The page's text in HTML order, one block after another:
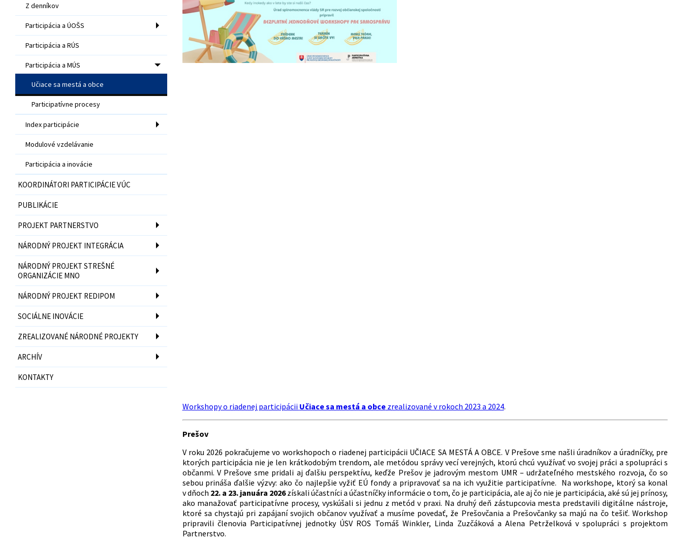
Z denníkov
Participácia a ÚOŠS
Participácia a RÚS
Participácia a MÚS
Učiace sa mestá a obce
Participatívne procesy
Index participácie
Modulové vzdelávanie
Participácia a inovácie
KOORDINÁTORI PARTICIPÁCIE VÚC
PUBLIKÁCIE
PROJEKT PARTNERSTVO
NÁRODNÝ PROJEKT INTEGRÁCIA
NÁRODNÝ PROJEKT STREŠNÉ
ORGANIZÁCIE MNO
NÁRODNÝ PROJEKT REDIPOM
SOCIÁLNE INOVÁCIE
ZREALIZOVANÉ NÁRODNÉ PROJEKTY
ARCHÍV
KONTAKTY
Workshopy o riadenej participácii Učiace sa mestá a obcezrealizované v rokoch 2023 a 2024.
Prešov
V roku 2026 pokračujeme vo workshopoch o riadenej participácii UČIACE SA MESTÁ A OBCE. V Prešove sme našli úradníkov a úradníčky, pre
ktorých participácia nie je len krátkodobým trendom, ale metódou správy vecí verejných, ktorú chcú využívať vo svojej práci a spolupráci s
občanmi. V Prešove sme pridali aj ďalšiu perspektívu, keďže Prešov je jadrovým mestom UMR – udržateľného mestského rozvoja, čo so
sebou prináša ďalšie výzvy: ako čo najlepšie vyžiť EÚ fondy a pripravovať sa na ich využitie participatívne. Na workshope, ktorý sa konal
v dňoch 22. a 23. januára 2026získali účastníci a účastníčky informácie o tom, čo je participácia, ale aj čo nie je participácia, aké sú jej prínosy,
ako manažovať participatívne procesy, vyskúšali si jednu z metód v praxi. Na druhý deň zástupcovia mesta predstavili digitálne nástroje,
ktoré sa chystajú pri zapájaní svojich občanov využívať a musíme povedať, že Prešovčania a Prešovčanky sa majú na čo tešiť. Workshop
pripravili členovia Participatívnej jednotky ÚSV ROS Tomáš Winkler, Linda Zuzčáková a Alena Petrželková v spolupráci s projektom
Partnerstvo.